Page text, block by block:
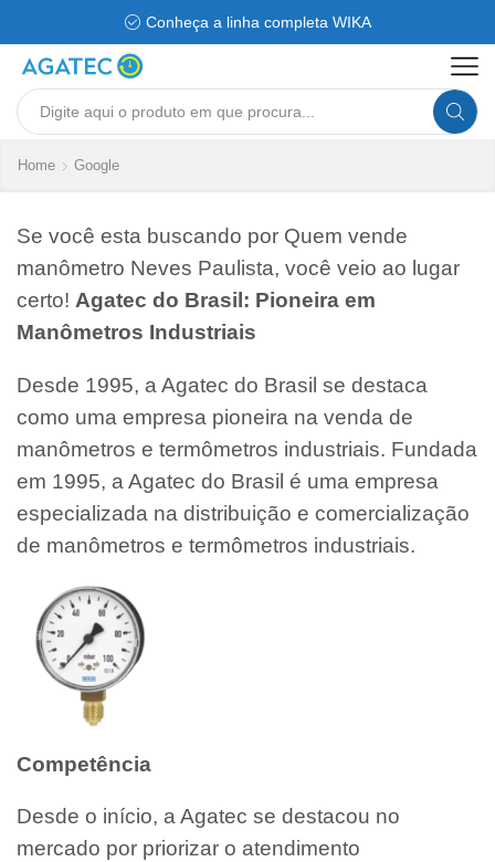
Conheça a linha completa WIKA
Search
Home Google
Se você esta buscando por Quem vende
manômetro Neves Paulista, você veio ao lugar
certo! Agatec do Brasil: Pioneira em
Manômetros Industriais
Desde 1995, a Agatec do Brasil se destaca
como uma empresa pioneira na venda de
manômetros e termômetros industriais. Fundada
em 1995, a Agatec do Brasil é uma empresa
especializada na distribuição e comercialização
de manômetros e termômetros industriais.
Competência
Desde o início, a Agatec se destacou no
mercado por priorizar o atendimento